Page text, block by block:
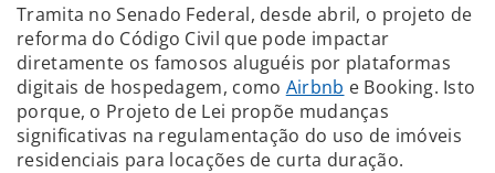
Tramita no Senado Federal, desde abril, o projeto de
reforma do Código Civil que pode impactar
diretamente os famosos aluguéis por plataformas
digitais de hospedagem, como Airbnb e Booking. Isto
porque, o Projeto de Lei propõe mudanças
significativas na regulamentação do uso de imóveis
residenciais para locações de curta duração.